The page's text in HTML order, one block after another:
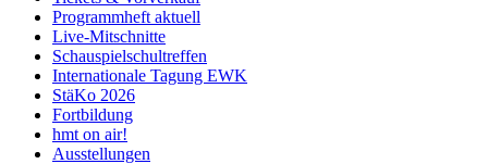
Programmheft aktuell
Live-Mitschnitte
Schauspielschultreffen
Internationale Tagung EWK
StäKo 2026
Fortbildung
hmt on air!
Ausstellungen